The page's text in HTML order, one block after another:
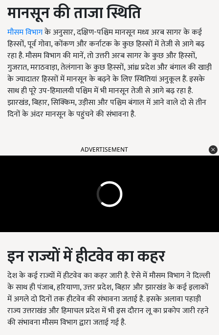
मानसून की ताजा स्थिति
मौसम विभागके अनुसार, दक्षिण-पश्चिम मानसून मध्य अरब सागर के कई
हिस्सों, पूर्व गोवा, कोंकण और कर्नाटक के कुछ हिस्सों में तेजी से आगे बढ़
रहा है. मौसम विभाग की मानें, तो उत्तरी अरब सागर के कुछ और हिस्सों,
गुजरात, मराठवाड़ा, तेलंगाना के कुछ हिस्सों, आंध्र प्रदेश और बंगाल की खाड़ी
के ज्यादातर हिस्सों में मानसून के बढ़ने के लिए स्थितियां अनुकूल हैं. इसके
साथ ही पूरे उप-हिमालयी पश्चिम में भी मानसून तेजी से आगे बढ़ रहा है.
झारखंड, बिहार, सिक्किम, उड़ीसा और पश्चिम बंगाल में आने वाले दो से तीन
दिनों के अंदर मानसून के पहुंचने की संभावना है.
ADVERTISEMENT
इन राज्यों में हीटवेव का कहर
देश के कई राज्यों में हीटवेव का कहर जारी है. ऐसे में मौसम विभाग ने दिल्ली
के साथ ही पंजाब, हरियाणा, उत्तर प्रदेश, बिहार और झारखंड के कई इलाकों
में अगले दो दिनों तक हीटवेव की संभावना जताई है. इसके अलावा पहाड़ी
राज्य उत्तराखंड और हिमाचल प्रदेश में भी इस दौरान लू का प्रकोप जारी रहने
की संभावना मौसम विभाग द्वारा जताई गई है.